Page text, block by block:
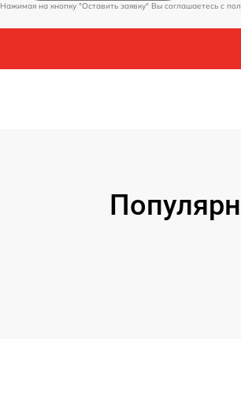
Нажимая на кнопку "Оставить заявку" Вы соглашаетесь c